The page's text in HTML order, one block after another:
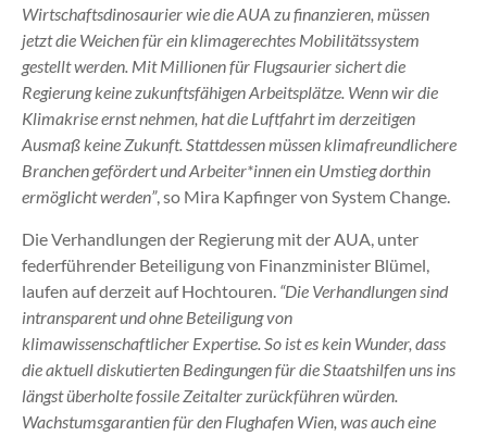
Wirtschaftsdinosaurier wie die AUA zu finanzieren, müssen
jetzt die Weichen für ein klimagerechtes Mobilitätssystem
gestellt werden. Mit Millionen für Flugsaurier sichert die
Regierung keine zukunftsfähigen Arbeitsplätze. Wenn wir die
Klimakrise ernst nehmen, hat die Luftfahrt im derzeitigen
Ausmaß keine Zukunft. Stattdessen müssen klimafreundlichere
Branchen gefördert und Arbeiter*innen ein Umstieg dorthin
ermöglicht werden”, so Mira Kapfinger von System Change.
Die Verhandlungen der Regierung mit der AUA, unter
federführender Beteiligung von Finanzminister Blümel,
laufen auf derzeit auf Hochtouren. “Die Verhandlungen sind
intransparent und ohne Beteiligung von
klimawissenschaftlicher Expertise. So ist es kein Wunder, dass
die aktuell diskutierten Bedingungen für die Staatshilfen uns ins
längst überholte fossile Zeitalter zurückführen würden.
Wachstumsgarantien für den Flughafen Wien, was auch eine